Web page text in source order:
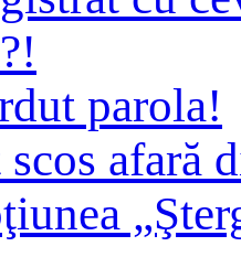
parola!
scos afară